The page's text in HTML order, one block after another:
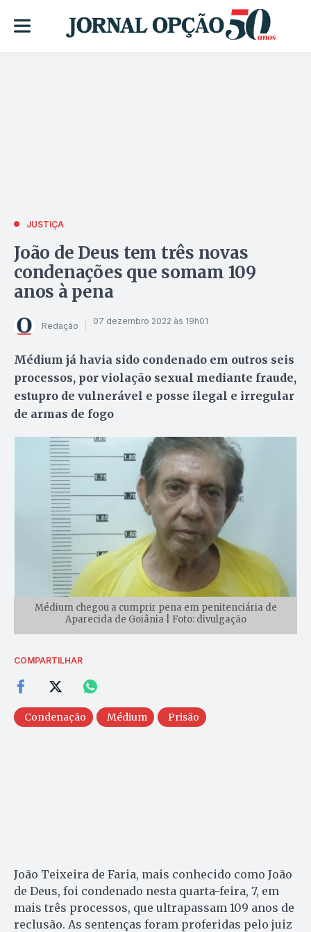
JUSTIÇA
João de Deus tem três novas
condenações que somam 109
anos à pena
Redação 07 dezembro 2022 às 19h01
Médium já havia sido condenado em outros seis
processos, por violação sexual mediante fraude,
estupro de vulnerável e posse ilegal e irregular
de armas de fogo
Médium chegou a cumprir pena em penitenciária de
Aparecida de Goiânia | Foto: divulgação
COMPARTILHAR
Condenação Médium Prisão
João Teixeira de Faria, mais conhecido como João
de Deus, foi condenado nesta quarta-feira, 7, em
mais três processos, que ultrapassam 109 anos de
reclusão. As sentenças foram proferidas pelo juiz